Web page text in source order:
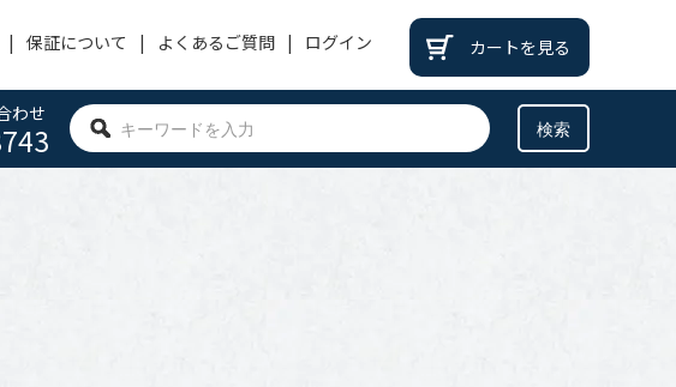
保証について よくあるご質問 ログイン カートを見る
わせ